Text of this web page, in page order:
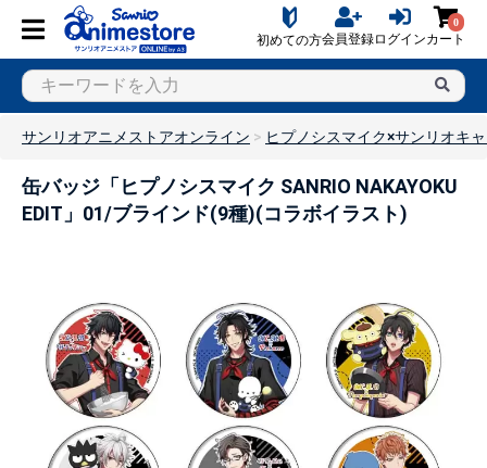
初めての方会員登録ログイン
0
カート
サンリオアニメストアオンライン ヒプノシスマイク×サンリオキ
缶バッジ「ヒプノシスマイク SANRIO NAKAYOKU
EDIT」01/ブラインド(9種)(コラボイラスト)